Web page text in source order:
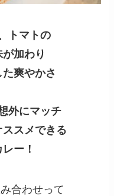
トマトの
加わり
爽やかさ
外にマッチ
ススメできる
ー！
合わせって